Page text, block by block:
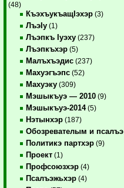
(48)
КъэхъукъащIэхэр (3)
ЛъэIу (1)
Лъэпкъ Iуэху (237)
Лъэпкъхэр (5)
Малъхъэдис (237)
Махуэгъэпс (52)
Махуэку (309)
Мэшыкъуэ — 2010 (9)
Мэшыкъуэ-2014(5)
Нэтынхэр (187)
Обозревателым и псалъэ
Политикэ партхэр (9)
Проект (1)
Профсоюзхэр (4)
Псалъэжьхэр (4)